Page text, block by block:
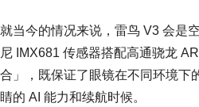
就当今的情况来说，雷鸟 V3 会是
尼 IMX681 传感器搭配高通骁龙
合」，既保证了眼镜在不同环境下
睛的 AI 能力和续航时候。